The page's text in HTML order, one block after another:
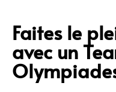
Faites le
avec un